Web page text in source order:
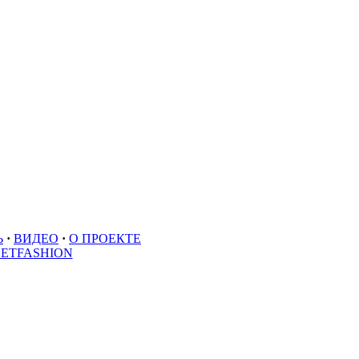
· ВИДЕО · О ПРОЕКТЕ